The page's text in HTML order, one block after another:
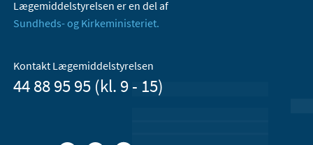
Lægemiddelstyrelsen er en del af
Sundheds- og Kirkeministeriet.
Kontakt Lægemiddelstyrelsen
44 88 95 95 (kl. 9 - 15)